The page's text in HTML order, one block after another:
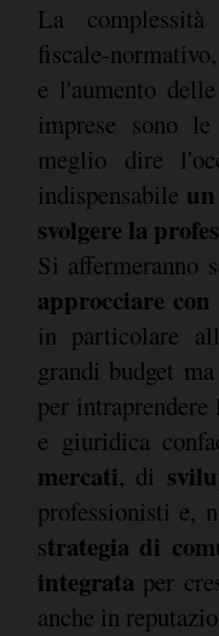
La
fiscale-
e l'aumento
imprese sono
meglio dire
indispensabile
svolgere la
Si affermeranno
approcciare
in particolare
grandi budget
per
e giuridica
mercati, di
professionisti e,
strategia di
integrata per
anche in